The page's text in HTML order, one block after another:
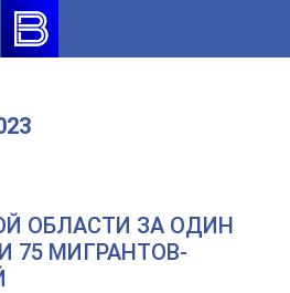
ОБЛАСТИ ЗА ОДИН
75 МИГРАНТОВ-